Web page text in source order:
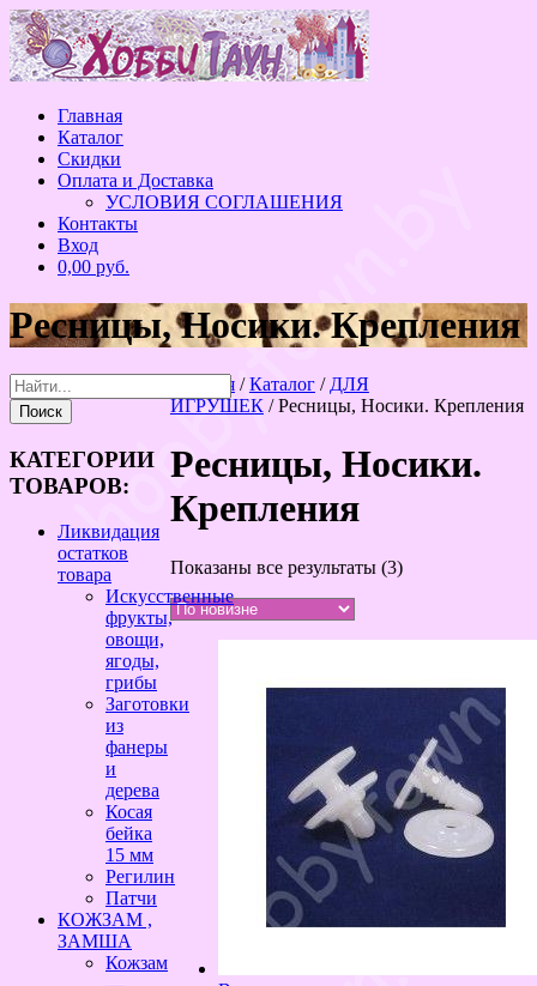
Перейти
к
содержанию
Главная
Каталог
Скидки
Оплата и Доставка
УСЛОВИЯ СОГЛАШЕНИЯ
Контакты
Вход
0,00 руб.
Ресницы, Носики. Крепления
Главная/Каталог/ ДЛЯ
ИГРУШЕК/ Ресницы, Носики. Крепления
Ресницы, Носики.
Крепления
Показаны все результаты (3)Сортировка:
КАТЕГОРИИ
ТОВАРОВ:
Ликвидация
остатков
товара
Искусственные
фрукты,
овощи,
ягоды,
грибы
Заготовки
из
фанеры
и
дерева
Косая
бейка
15 мм
Регилин
Патчи
КОЖЗАМ ,
ЗАМША
Кожзам